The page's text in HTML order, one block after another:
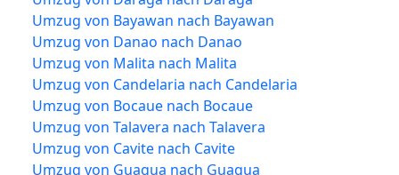
Umzug von Bayawan nach Bayawan
Umzug von Danao nach Danao
Umzug von Malita nach Malita
Umzug von Candelaria nach Candelaria
Umzug von Bocaue nach Bocaue
Umzug von Talavera nach Talavera
Umzug von Cavite nach Cavite
Umzug von Guagua nach Guagua